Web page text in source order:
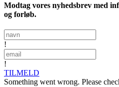
Modtag vores nyhedsbrev med
og forløb.
!
!
TILMELD
Something went wrong. Please